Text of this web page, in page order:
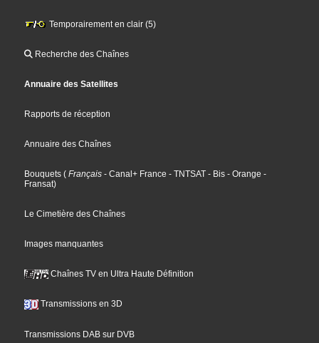
Temporairement en clair (5)
Recherche des Chaînes
Annuaire des Satellites
Rapports de réception
Annuaire des Chaînes
Bouquets ( Français - Canal+ France - TNTSAT - Bis - Orange -
Fransat)
Le Cimetière des Chaînes
Images manquantes
Chaînes TV en Ultra Haute Définition
Transmissions en 3D
Transmissions DAB sur DVB